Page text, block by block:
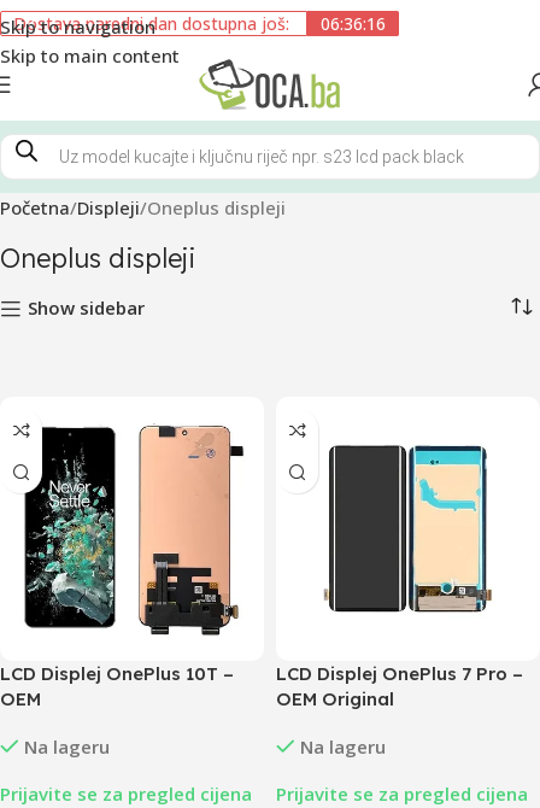
Skip to navigation
Skip to main content
Početna Displeji Oneplus displeji
Oneplus displeji
Show sidebar
LCD Displej OnePlus 10T –
OEM
Na lageru
Prijavite se za pregled cijena
LCD Displej OnePlus 7 Pro –
OEM Original
Na lageru
Prijavite se za pregled cijena
Dostava naredni dan dostupna još: 06:36:15